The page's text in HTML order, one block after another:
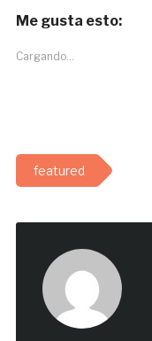
Me gusta esto:
Cargando...
featured